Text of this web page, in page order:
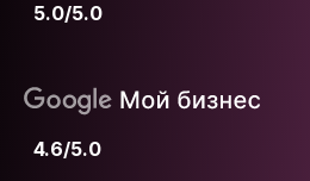
5.0/5.0
4.6/5.0